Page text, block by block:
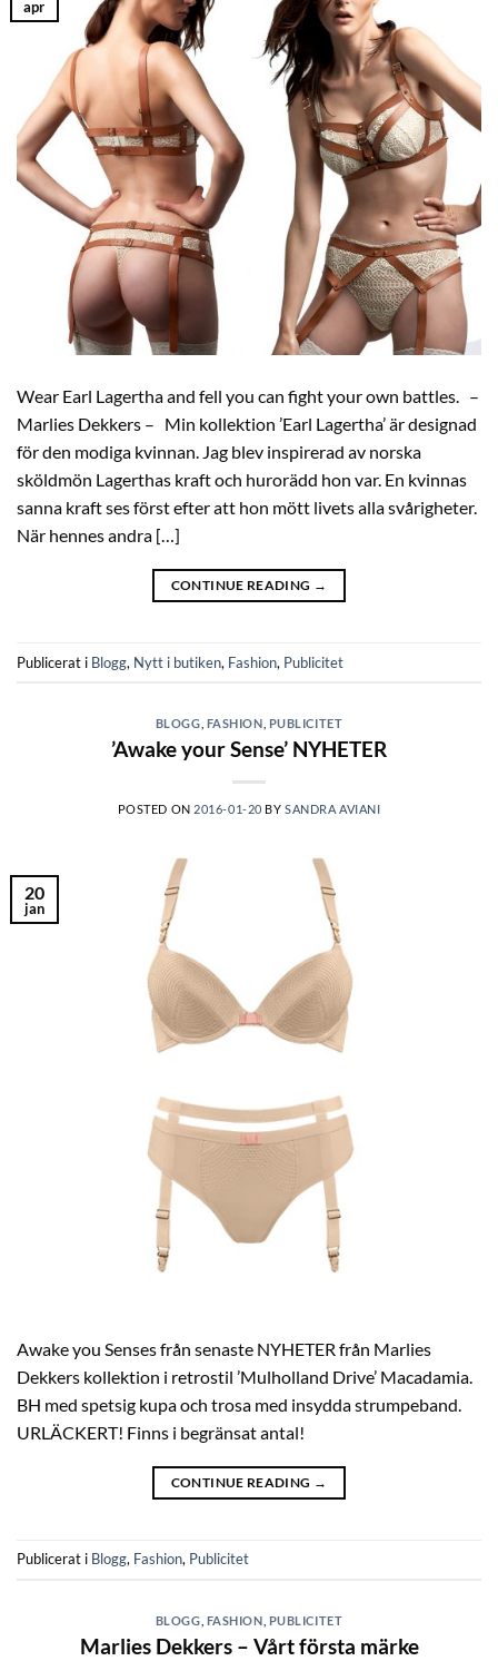
apr
Wear Earl Lagertha and fell you can fight your own battles. –
Marlies Dekkers – Min kollektion ’Earl Lagertha’ är designad
för den modiga kvinnan. Jag blev inspirerad av norska
sköldmön Lagerthas kraft och hurorädd hon var. En kvinnas
sanna kraft ses först efter att hon mött livets alla svårigheter.
När hennes andra […]
CONTINUE READING →
Publicerat i Blogg, Nytt i butiken, Fashion, Publicitet
BLOGG FASHION PUBLICITET
’Awake your Sense’ NYHETER
POSTED ON 2016-01-20 BYSANDRA AVIANI
20
jan
Awake you Senses från senaste NYHETER från Marlies
Dekkers kollektion i retrostil ’Mulholland Drive’ Macadamia.
BH med spetsig kupa och trosa med insydda strumpeband.
URLÄCKERT! Finns i begränsat antal!
CONTINUE READING →
Publicerat i Blogg, Fashion, Publicitet
BLOGG FASHION PUBLICITET
Marlies Dekkers – Vårt första märke